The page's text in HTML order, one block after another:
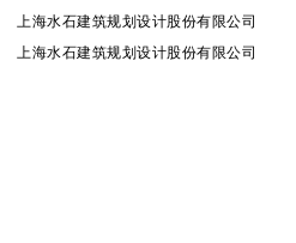
上海水石建筑规划设计股份有限公司
上海水石建筑规划设计股份有限公司